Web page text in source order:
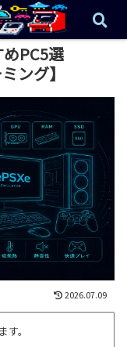
PC5選
ング】
2026.07.09
。